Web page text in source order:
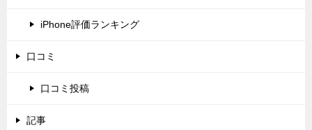
iPhone評価ランキング
口コミ
口コミ投稿
記事